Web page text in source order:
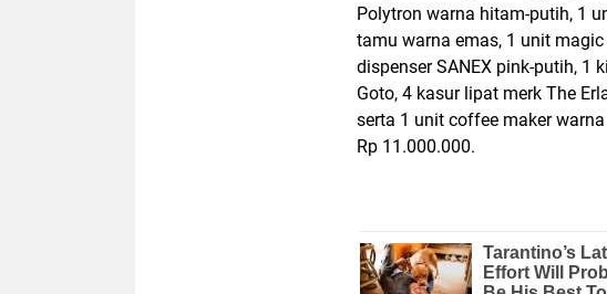
Polytron warna hitam-putih, 1
tamu warna emas, 1 unit
dispenser SANEX pink-putih, 1
Goto, 4 kasur lipat merk The
serta 1 unit coffee maker
Rp 11.000.000.